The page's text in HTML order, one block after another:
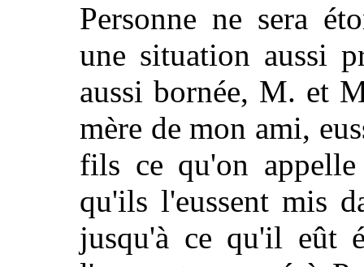
Personne ne sera
une situation aussi
aussi bornée, M. et
mère de mon ami,
fils ce qu'on appelle
qu'ils l'eussent mis
jusqu'à ce qu'il eût